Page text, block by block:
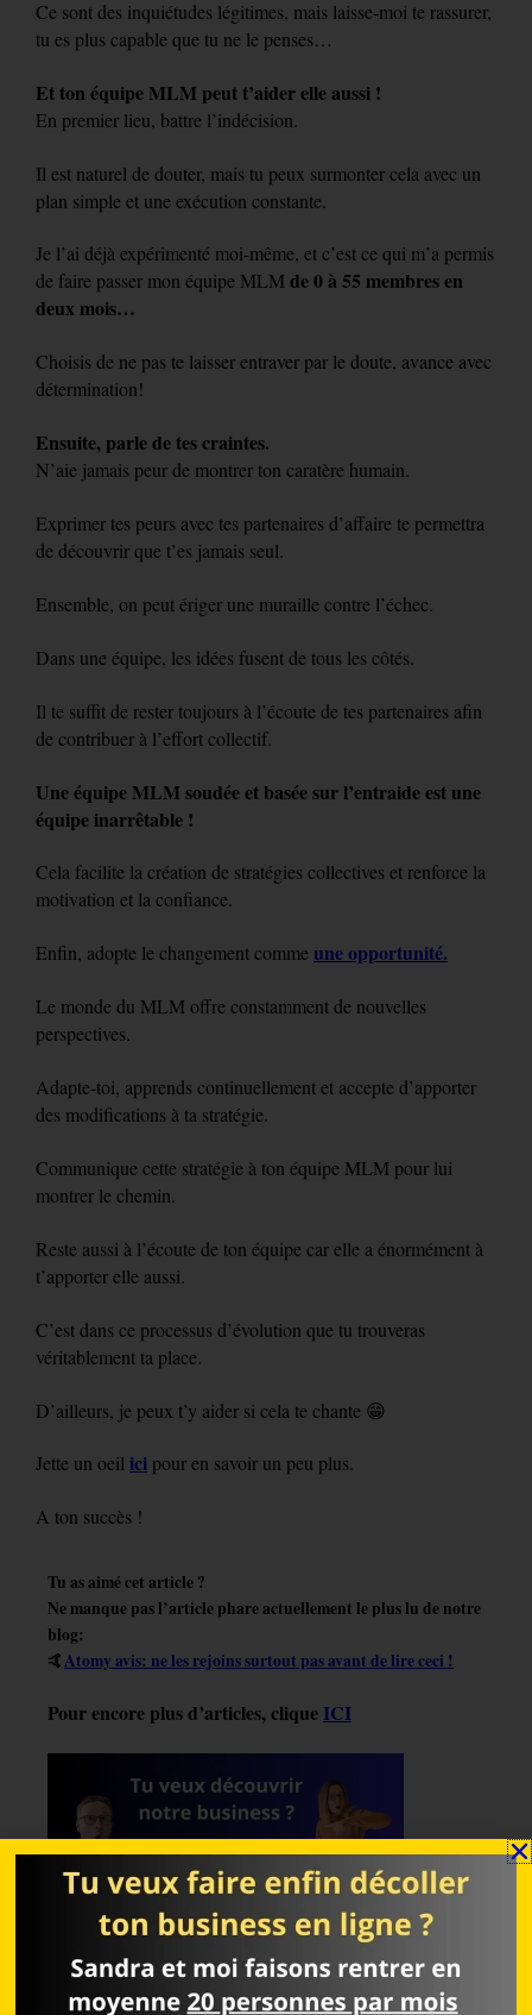
Ce sont des inquiétudes légitimes, mais laisse-moi te rassurer,
tu es plus capable que tu ne le penses…
Et ton équipe MLM peut t’aider elle aussi !
En premier lieu, battre l’indécision.
Il est naturel de douter, mais tu peux surmonter cela avec un
plan simple et une exécution constante.
Je l’ai déjà expérimenté moi-même, et c’est ce qui m’a permis
de faire passer mon équipe MLM de 0 à 55 membres en
deux mois…
Choisis de ne pas te laisser entraver par le doute, avance avec
détermination!
Ensuite, parle de tes craintes.
N’aie jamais peur de montrer ton caratère humain.
Exprimer tes peurs avec tes partenaires d’affaire te permettra
de découvrir que t’es jamais seul.
Ensemble, on peut ériger une muraille contre l’échec.
Dans une équipe, les idées fusent de tous les côtés.
Il te suffit de rester toujours à l’écoute de tes partenaires afin
de contribuer à l’effort collectif.
Une équipe MLM soudée et basée sur l’entraide est une
équipe inarrêtable !
Cela facilite la création de stratégies collectives et renforce la
motivation et la confiance.
Enfin, adopte le changement comme une opportunité.
Le monde du MLM offre constamment de nouvelles
perspectives.
Adapte-toi, apprends continuellement et accepte d’apporter
des modifications à ta stratégie.
Communique cette stratégie à ton équipe MLM pour lui
montrer le chemin.
Reste aussi à l’écoute de ton équipe car elle a énormément à
t’apporter elle aussi.
C’est dans ce processus d’évolution que tu trouveras
véritablement ta place.
D’ailleurs, je peux t’y aider si cela te chante 😁
Jette un oeil ici pour en savoir un peu plus.
A ton succès !
Tu as aimé cet article ?
Ne manque pas l’article phare actuellement le plus lu de notre
blog:
🤙Atomy avis: ne les rejoins surtout pas avant de lire ceci !
Pour encore plus d’articles, clique ICI
Change ta vie et réalise tes rêves grâce au